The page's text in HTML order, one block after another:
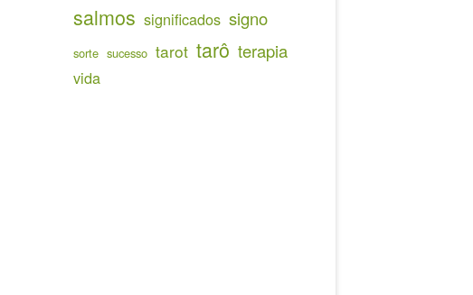
salmos significados signo
sorte sucesso tarot tarô terapia
vida